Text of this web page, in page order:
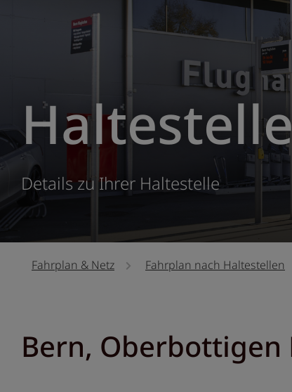
Haltestelle
Details zu Ihrer Haltestelle
Fahrplan & Netz Fahrplan nach Haltestellen
Bern, Oberbottigen